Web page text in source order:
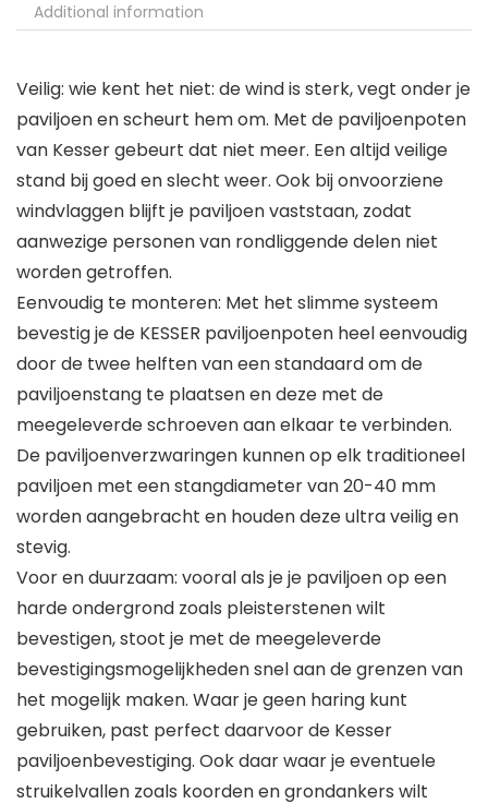
Additional information
Veilig: wie kent het niet: de wind is sterk, vegt onder je
paviljoen en scheurt hem om. Met de paviljoenpoten
van Kesser gebeurt dat niet meer. Een altijd veilige
stand bij goed en slecht weer. Ook bij onvoorziene
windvlaggen blijft je paviljoen vaststaan, zodat
aanwezige personen van rondliggende delen niet
worden getroffen.
Eenvoudig te monteren: Met het slimme systeem
bevestig je de KESSER paviljoenpoten heel eenvoudig
door de twee helften van een standaard om de
paviljoenstang te plaatsen en deze met de
meegeleverde schroeven aan elkaar te verbinden.
De paviljoenverzwaringen kunnen op elk traditioneel
paviljoen met een stangdiameter van 20-40 mm
worden aangebracht en houden deze ultra veilig en
stevig.
Voor en duurzaam: vooral als je je paviljoen op een
harde ondergrond zoals pleisterstenen wilt
bevestigen, stoot je met de meegeleverde
bevestigingsmogelijkheden snel aan de grenzen van
het mogelijk maken. Waar je geen haring kunt
gebruiken, past perfect daarvoor de Kesser
paviljoenbevestiging. Ook daar waar je eventuele
struikelvallen zoals koorden en grondankers wilt